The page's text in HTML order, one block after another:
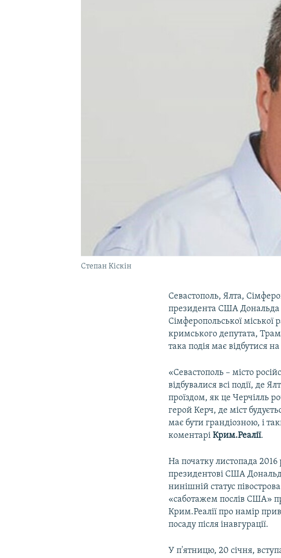
Степан Кіскін
Севастополь, Ялта,
президента США Дональда
Сімферопольської
кримського депутата,
така подія має відбутися
«Севастополь – місто
відбувалися всі події, де
проїздом, як це Черчілль
герой Керч, де міст
має бути грандіозною, і
коментаріКрим.Реалії.
На початку листопада
президентові США
нинішній статус
«саботажем послів США»
Крим.Реалії про намір
посаду після інавгурації.
У п'ятницю, 20 січня,